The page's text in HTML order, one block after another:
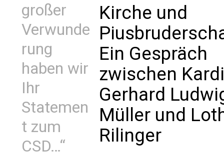
großer
Verwunde
rung
haben wir
Ihr
Statemen
t zum
CSD…“
Kirche und
Ein Gespräch
zwischen
Gerhard
Müller und
Rilinger